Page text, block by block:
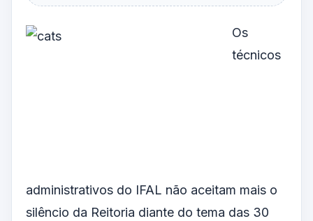
Os
técnicos
administrativos do IFAL não aceitam mais o
silêncio da Reitoria diante do tema das 30